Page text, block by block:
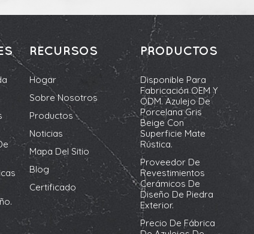
RECURSOS
Hogar
Sobre Nosotros
Productos
Noticias
Mapa Del Sitio
Blog
Certificado
PRODUCTOS
Disponible Para
Fabricación OEM Y
ODM. Azulejo De
Porcelana Gris
Beige Con
Superficie Mate
Rústica.
Proveedor De
Revestimientos
Cerámicos De
Diseño De Piedra
Exterior.
Precio De Fábrica